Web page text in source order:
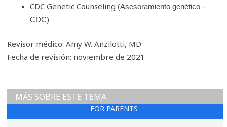
CDC Genetic Counseling (Asesoramiento genético -
CDC)
Revisor médico: Amy W. Anzilotti, MD
Fecha de revisión: noviembre de 2021
FOR PARENTS
MÁS SOBRE ESTE TEMA